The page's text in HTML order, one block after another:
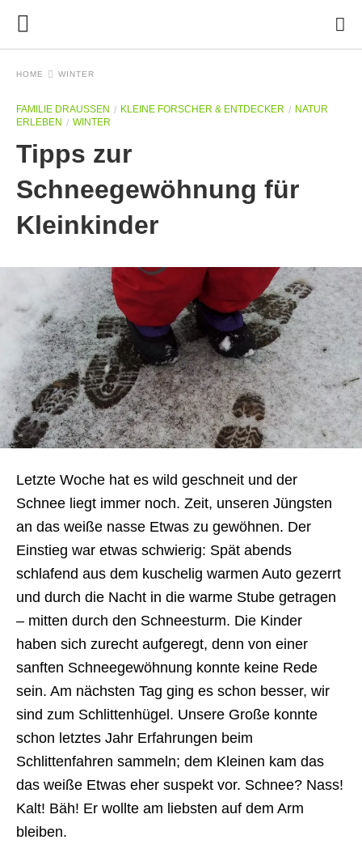
HOME WINTER
FAMILIE DRAUSSEN KLEINE FORSCHER & ENTDECKER
NATUR
ERLEBEN
WINTER
Tipps zur
Schneegewöhnung für
Kleinkinder
Letzte Woche hat es wild geschneit und der
Schnee liegt immer noch. Zeit, unseren Jüngsten
an das weiße nasse Etwas zu gewöhnen. Der
Einstieg war etwas schwierig: Spät abends
schlafend aus dem kuschelig warmen Auto gezerrt
und durch die Nacht in die warme Stube getragen
– mitten durch den Schneesturm. Die Kinder
haben sich zurecht aufgeregt, denn von einer
sanften Schneegewöhnung konnte keine Rede
sein. Am nächsten Tag ging es schon besser, wir
sind zum Schlittenhügel. Unsere Große konnte
schon letztes Jahr Erfahrungen beim
Schlittenfahren sammeln; dem Kleinen kam das
das weiße Etwas eher suspekt vor. Schnee? Nass!
Kalt! Bäh! Er wollte am liebsten auf dem Arm
bleiben.